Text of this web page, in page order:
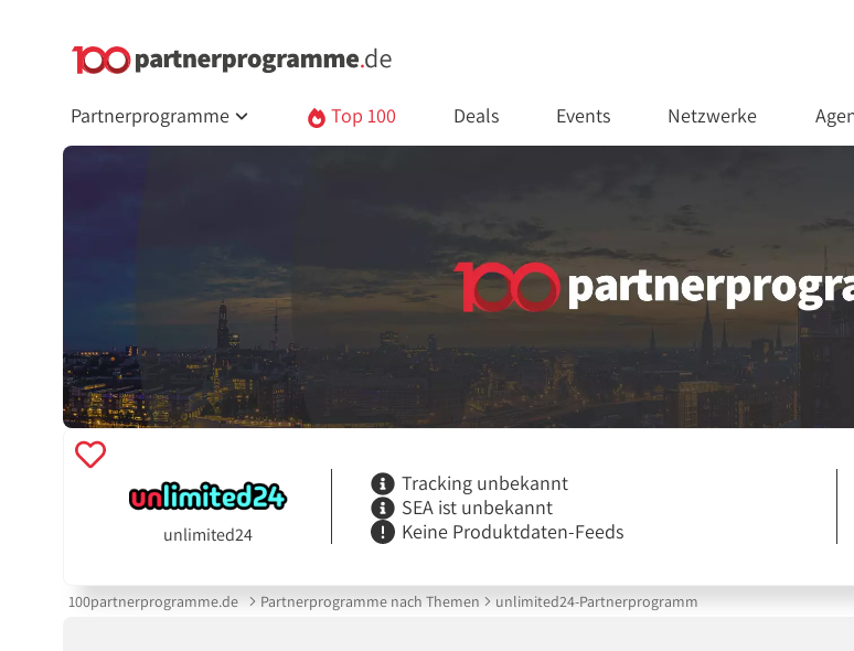
Partnerprogramme Top 100 Deals Events Netzwerke
unlimited24
Tracking unbekannt
SEA ist unbekannt
Keine Produktdaten-Feeds
100partnerprogramme.de Partnerprogramme nach Themen unlimited24-Partnerprogramm